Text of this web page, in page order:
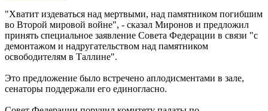
"Хватит издеваться над мертвыми, над памятником погибшим
во Второй мировой войне", - сказал Миронов и предложил
принять специальное заявление Совета Федерации в связи "с
демонтажом и надругательством над памятником
освободителям в Таллине".
Это предложение было встречено аплодисментами в зале,
сенаторы поддержали его единогласно.